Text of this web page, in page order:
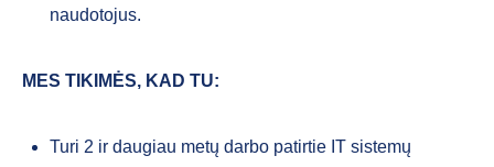
naudotojus.
MES TIKIMĖS, KAD TU:
Turi 2 ir daugiau metų darbo patirtie IT sistemų